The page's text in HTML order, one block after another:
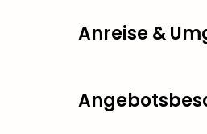
Anreise &